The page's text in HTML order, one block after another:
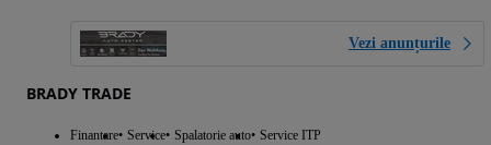
Vezi anunțurile
BRADY TRADE
Finantare Service Spalatorie auto Service ITP